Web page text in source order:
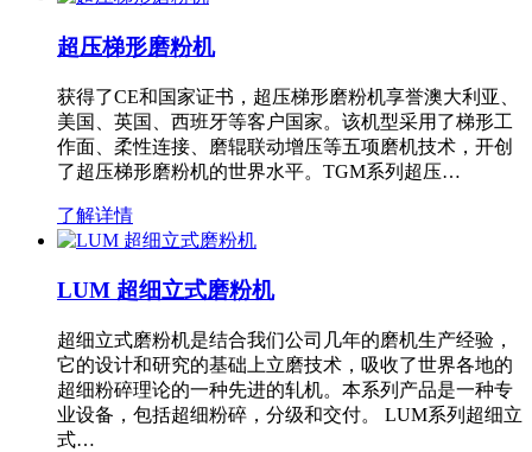
超压梯形磨粉机
获得了CE和国家证书，超压梯形磨粉机享誉澳大利亚、
美国、英国、西班牙等客户国家。该机型采用了梯形工
作面、柔性连接、磨辊联动增压等五项磨机技术，开创
了超压梯形磨粉机的世界水平。TGM系列超压…
了解详情
LUM 超细立式磨粉机
超细立式磨粉机是结合我们公司几年的磨机生产经验，
它的设计和研究的基础上立磨技术，吸收了世界各地的
超细粉碎理论的一种先进的轧机。本系列产品是一种专
业设备，包括超细粉碎，分级和交付。 LUM系列超细立
式…